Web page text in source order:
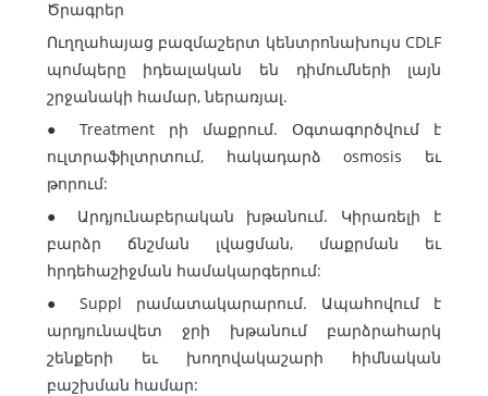
Ծրագրեր
Ուղղահայաց բազմաշերտ կենտրոնախույս CDLF
պոմպերը իդեալական են դիմումների լայն
շրջանակի համար, ներառյալ.
● Treatment րի մաքրում. Օգտագործվում է
ուլտրաֆիլտրտում, հակադարձ osmosis եւ
թորում:
● Արդյունաբերական խթանում. Կիրառելի է
բարձր ճնշման լվացման, մաքրման եւ
հրդեհաշիջման համակարգերում:
● Suppl րամատակարարում. Ապահովում է
արդյունավետ ջրի խթանում բարձրահարկ
շենքերի եւ խողովակաշարի հիմնական
բաշխման համար: